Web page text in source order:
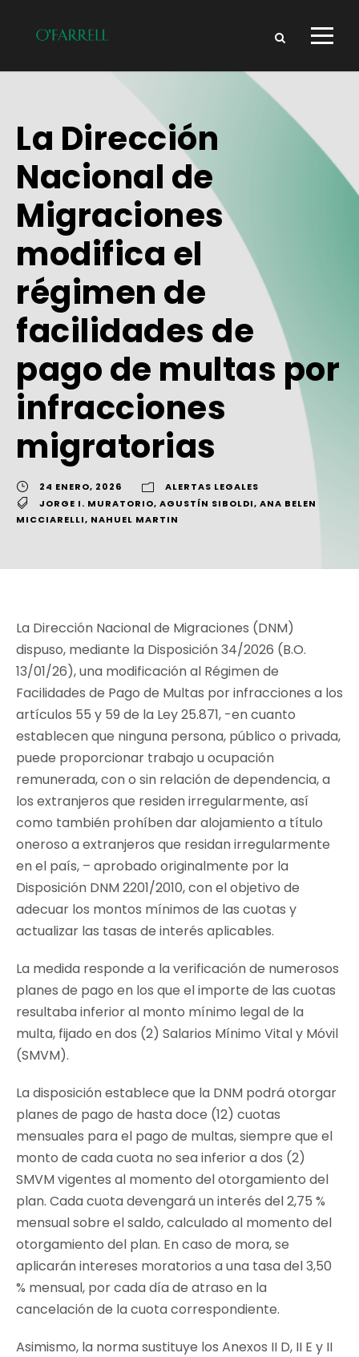
La Dirección
Nacional de
Migraciones
modifica el
régimen de
facilidades de
pago de multas por
infracciones
migratorias
24 ENERO, 2026
ALERTAS LEGALES
JORGE I. MURATORIO, AGUSTÍN SIBOLDI, ANA BELEN
MICCIARELLI, NAHUEL MARTIN
La Dirección Nacional de Migraciones (DNM)
dispuso, mediante la Disposición 34/2026 (B.O.
13/01/26), una modificación al Régimen de
Facilidades de Pago de Multas por infracciones a los
artículos 55 y 59 de la Ley 25.871, -en cuanto
establecen que ninguna persona, público o privada,
puede proporcionar trabajo u ocupación
remunerada, con o sin relación de dependencia, a
los extranjeros que residen irregularmente, así
como también prohíben dar alojamiento a título
oneroso a extranjeros que residan irregularmente
en el país, – aprobado originalmente por la
Disposición DNM 2201/2010, con el objetivo de
adecuar los montos mínimos de las cuotas y
actualizar las tasas de interés aplicables.
La medida responde a la verificación de numerosos
planes de pago en los que el importe de las cuotas
resultaba inferior al monto mínimo legal de la
multa, fijado en dos (2) Salarios Mínimo Vital y Móvil
(SMVM).
La disposición establece que la DNM podrá otorgar
planes de pago de hasta doce (12) cuotas
mensuales para el pago de multas, siempre que el
monto de cada cuota no sea inferior a dos (2)
SMVM vigentes al momento del otorgamiento del
plan. Cada cuota devengará un interés del 2,75 %
mensual sobre el saldo, calculado al momento del
otorgamiento del plan. En caso de mora, se
aplicarán intereses moratorios a una tasa del 3,50
% mensual, por cada día de atraso en la
cancelación de la cuota correspondiente.
Asimismo, la norma sustituye los Anexos II D, II E y II